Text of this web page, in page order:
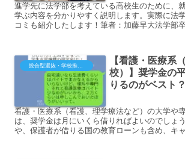
進学先に法学部を考えている高校生のために、
学ぶ内容を分かりやすく説明します。実際に法
コミも紹介したします！筆者：加藤早大法学部
総合型選抜・学校推薦型（大学・短大・専門）【看護・医療系
校）】奨学金の
りるのがベスト？
看護・医療系（看護、理学療法など）の大学や
は、奨学金は月にいくら借りればよいのでしょ
や、保護者が借りる国の教育ローンも含め、キ